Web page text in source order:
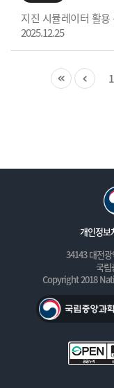
지진 시뮬레이터 활용
2025.12.25
1
개인정보
34143 대전
국립
Copyright 2018